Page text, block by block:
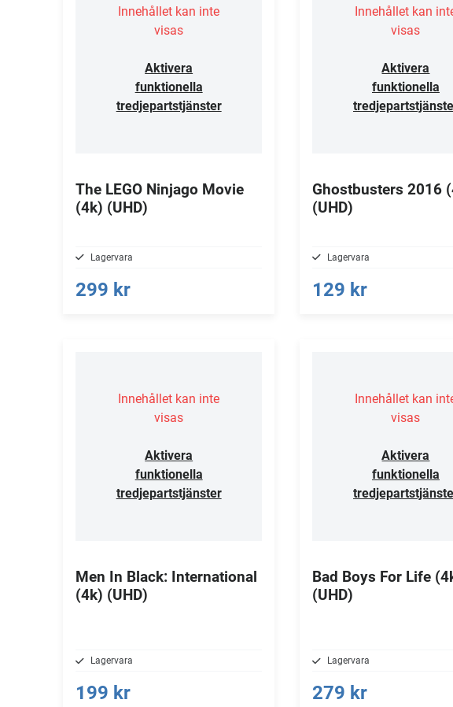
Innehållet kan inte
visas
Aktivera
funktionella
tredjepartstjänster
The LEGO Ninjago Movie
(4k) (UHD)
Lagervara
299 kr
Innehållet kan
visas
Aktivera
funktionella
Ghostbusters 2016
(UHD)
Lagervara
129 kr
Innehållet kan inte
visas
Aktivera
funktionella
tredjepartstjänster
Men In Black: International
(4k) (UHD)
Lagervara
199 kr
Innehållet kan
visas
Aktivera
funktionella
Bad Boys For Life
(UHD)
Lagervara
279 kr